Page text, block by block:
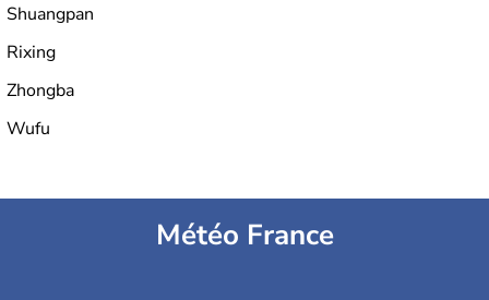
Shuangpan
Rixing
Zhongba
Wufu
Météo France